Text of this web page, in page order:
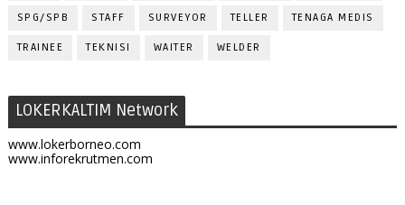
SPG/SPB STAFF SURVEYOR TELLER TENAGA MEDIS
TRAINEE TEKNISI WAITER WELDER
LOKERKALTIM Network
www.lokerborneo.com
www.inforekrutmen.com